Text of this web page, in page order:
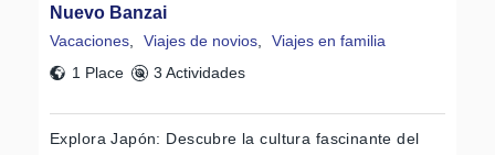
Nuevo Banzai
Vacaciones Viajes de novios
Viajes en familia
1 Place
3 Actividades
Explora Japón: Descubre la cultura fascinante del